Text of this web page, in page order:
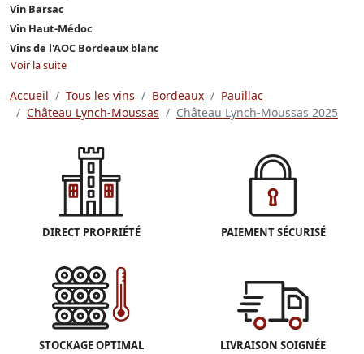
Vin Barsac
Vin Haut-Médoc
Vins de l'AOC Bordeaux blanc
Voir la suite
Accueil Tous les vins Bordeaux
Pauillac
Château Lynch-Moussas
Château Lynch-Moussas 2025
DIRECT PROPRIÉTÉ PAIEMENT SÉCURISÉ
STOCKAGE OPTIMAL LIVRAISON SOIGNÉE